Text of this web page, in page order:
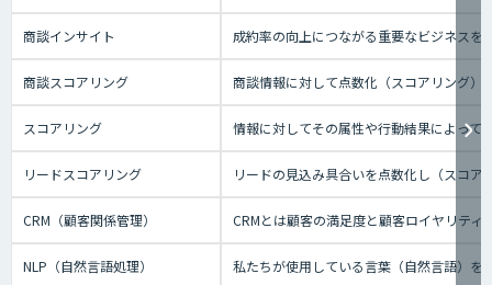
商談インサイト 成約率の向上につながる重要なビジネス
商談スコアリング 商談情報に対して点数化（スコアリング）
スコアリング 情報に対してその属性や行動結果によって
リードスコアリング リードの見込み具合いを点数化し（スコ
CRM（顧客関係管理） CRMとは顧客の満足度と顧客ロイヤリテ
NLP（自然言語処理） 私たちが使用している言葉（自然言語）を